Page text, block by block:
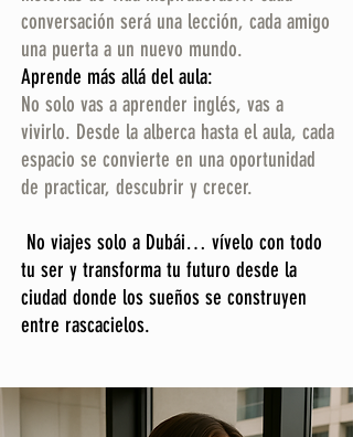
conversación será una lección, cada amigo
una puerta a un nuevo mundo.
Aprende más allá del aula:
No solo vas a aprender inglés, vas a
vivirlo. Desde la alberca hasta el aula, cada
espacio se convierte en una oportunidad
de practicar, descubrir y crecer.
No viajes solo a Dubái… vívelo con todo
tu ser y transforma tu futuro desde la
ciudad donde los sueños se construyen
entre rascacielos.